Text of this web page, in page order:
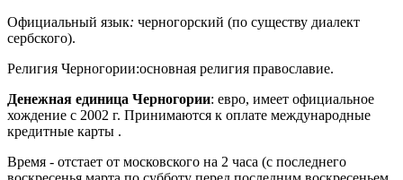
Официальный язык: черногорский (по существу диалект
сербского).
Религия Черногории:основная религия православие.
Денежная единица Черногории: евро, имеет официальное
хождение с 2002 г. Принимаются к оплате международные
кредитные карты .
Время - отстает от московского на 2 часа (с последнего